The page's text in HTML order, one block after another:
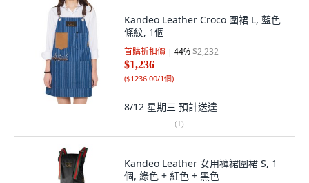
Kandeo Leather Croco 圍裙 L, 藍色
條紋, 1個
首購折扣價 44%$2,232
$1,236
($1236.00/1個)
8/12 星期三 預計送達
(1)
Kandeo Leather 女用褲裙圍裙 S, 1
個, 綠色 + 紅色 + 黑色